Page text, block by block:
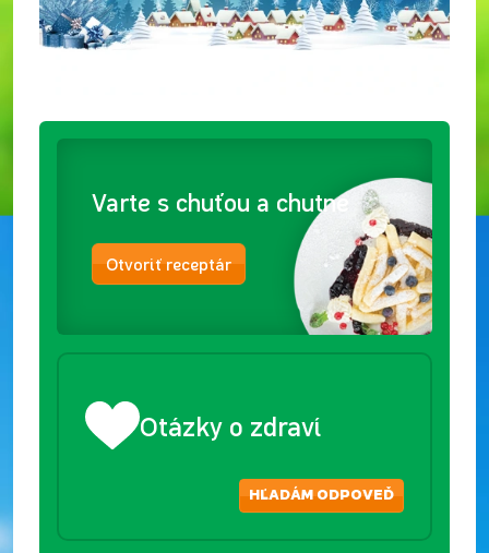
Varte s chuťou a chutne
Otvoriť receptár
Otázky o zdraví
HĽADÁM ODPOVEĎ